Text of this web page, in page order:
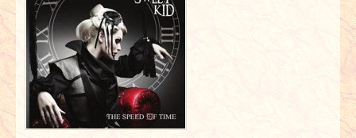
VERLOSUNGEN
INTERVIEWS
SPECIALS